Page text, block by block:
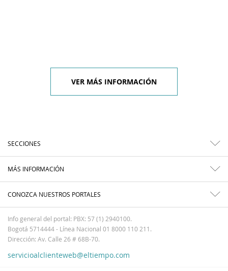
VER MÁS INFORMACIÓN
SECCIONES
MÁS INFORMACIÓN
CONOZCA NUESTROS PORTALES
Info general del portal: PBX: 57 (1) 2940100.
Bogotá 5714444 - Línea Nacional 01 8000 110 211.
Dirección: Av. Calle 26 # 68B-70.
servicioalclienteweb@eltiempo.com